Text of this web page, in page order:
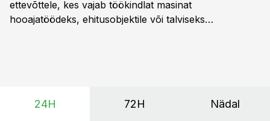
ettevõttele, kes vajab töökindlat masinat
hooajatöödeks, ehitusobjektile või talviseks
on suurim ning iga töötund on oluline.
24H 72H Nädal